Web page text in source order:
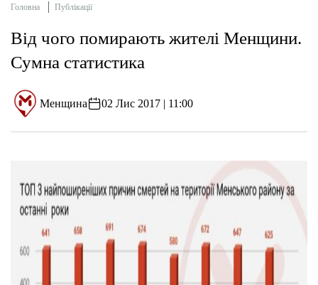
Головна Публікації
Від чого помирають жителі Менщини.
Сумна статистика
Менщина 02 Лис 2017 | 11:00